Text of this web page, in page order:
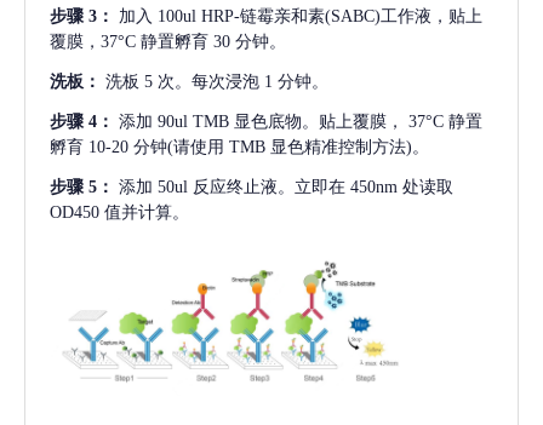
步骤 3： 加入 100ul HRP-链霉亲和素(SABC)工作液，贴上
覆膜，37°C 静置孵育 30 分钟。
洗板： 洗板 5 次。每次浸泡 1 分钟。
步骤 4： 添加 90ul TMB 显色底物。贴上覆膜， 37°C 静置
孵育 10-20 分钟(请使用 TMB 显色精准控制方法)。
步骤 5： 添加 50ul 反应终止液。立即在 450nm 处读取
OD450 值并计算。